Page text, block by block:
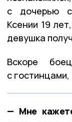
с дочерью
Ксении 19
девушка
Вскоре
с
— Мне